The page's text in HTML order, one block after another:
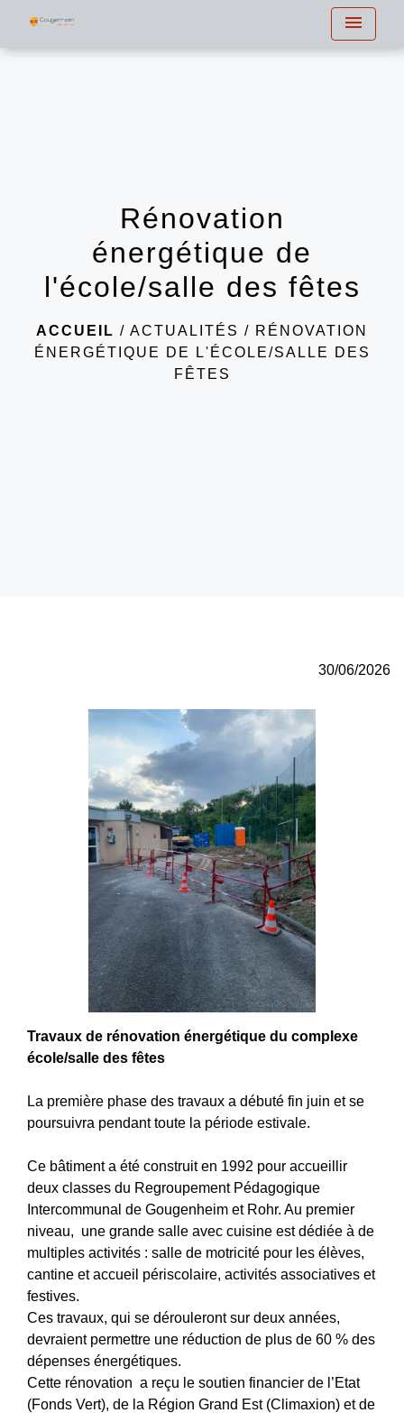
menu
Rénovation
énergétique de
l'école/salle des fêtes
ACCUEIL / ACTUALITÉS / RÉNOVATION
ÉNERGÉTIQUE DE L'ÉCOLE/SALLE DES
FÊTES
30/06/2026
Travaux de rénovation énergétique du complexe
école/salle des fêtes
La première phase des travaux a débuté fin juin et se
poursuivra pendant toute la période estivale.
Ce bâtiment a été construit en 1992 pour accueillir
deux classes du Regroupement Pédagogique
Intercommunal de Gougenheim et Rohr. Au premier
niveau, une grande salle avec cuisine est dédiée à de
multiples activités : salle de motricité pour les élèves,
cantine et accueil périscolaire, activités associatives et
festives.
Ces travaux, qui se dérouleront sur deux années,
devraient permettre une réduction de plus de 60 % des
dépenses énergétiques.
Cette rénovation a reçu le soutien financier de l’Etat
(Fonds Vert), de la Région Grand Est (Climaxion) et de